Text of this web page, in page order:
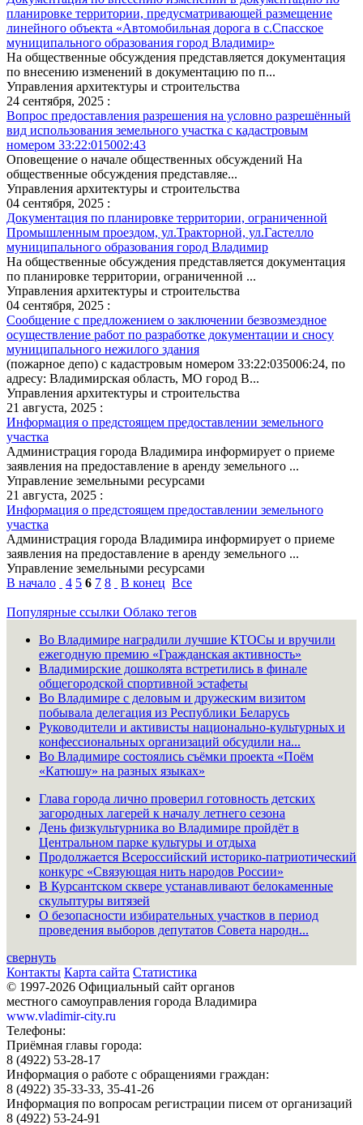
планировке территории, предусматривающей размещение
линейного объекта «Автомобильная дорога в с.Спасское
муниципального образования город Владимир»
На общественные обсуждения представляется документация
по внесению изменений в документацию по п...
Управления архитектуры и строительства
24 сентября, 2025 :
Вопрос предоставления разрешения на условно разрешённый
вид использования земельного участка с кадастровым
номером 33:22:015002:43
Оповещение о начале общественных обсуждений На
общественные обсуждения представляе...
Управления архитектуры и строительства
04 сентября, 2025 :
Документация по планировке территории, ограниченной
Промышленным проездом, ул.Тракторной, ул.Гастелло
муниципального образования город Владимир
На общественные обсуждения представляется документация
по планировке территории, ограниченной ...
Управления архитектуры и строительства
04 сентября, 2025 :
Сообщение с предложением о заключении безвозмездное
осуществление работ по разработке документации и сносу
муниципального нежилого здания
(пожарное депо) с кадастровым номером 33:22:035006:24, по
адресу: Владимирская область, МО город В...
Управления архитектуры и строительства
21 августа, 2025 :
Информация о предстоящем предоставлении земельного
участка
Администрация города Владимира информирует о приеме
заявления на предоставление в аренду земельного ...
Управление земельными ресурсами
21 августа, 2025 :
Информация о предстоящем предоставлении земельного
участка
Администрация города Владимира информирует о приеме
заявления на предоставление в аренду земельного ...
Управление земельными ресурсами
В начало
4 5 6 7 8 В конец Все
Популярные ссылки Облако тегов
Во Владимире наградили лучшие КТОСы и вручили
ежегодную премию «Гражданская активность»
Владимирские дошколята встретились в финале
общегородской спортивной эстафеты
Во Владимире с деловым и дружеским визитом
побывала делегация из Республики Беларусь
Руководители и активисты национально-культурных и
конфессиональных организаций обсудили на...
Во Владимире состоялись съёмки проекта «Поём
«Катюшу» на разных языках»
Глава города лично проверил готовность детских
загородных лагерей к началу летнего сезона
День физкультурника во Владимире пройдёт в
Центральном парке культуры и отдыха
Продолжается Всероссийский историко-патриотический
конкурс «Связующая нить народов России»
В Курсантском сквере устанавливают белокаменные
скульптуры витязей
О безопасности избирательных участков в период
проведения выборов депутатов Совета народн...
свернуть
Контакты Карта сайта Статистика
© 1997-2026 Официальный сайт органов
местного самоуправления города Владимира
www.vladimir-city.ru
Телефоны:
Приёмная главы города:
8 (4922) 53-28-17
Информация о работе с обращениями граждан:
8 (4922) 35-33-33, 35-41-26
Информация по вопросам регистрации писем от организаций
8 (4922) 53-24-91